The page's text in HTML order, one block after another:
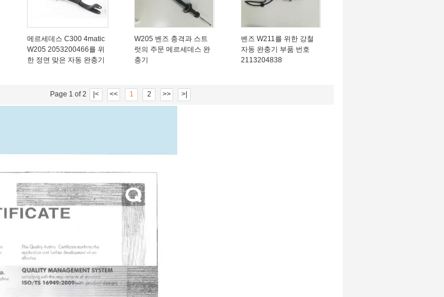
메르세데스 C300 4matic
W205 2053200466를 위
한 정면 맞은 자동 완충기
W205 벤즈 충격과 스트
럿의 주문 메르세데스 완
충기
벤즈 W211를 위한 강철
자동 완충기 부품 번호
2113204838
Page 1 of 2 |< << 1 2 >> >|